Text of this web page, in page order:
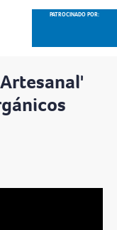
PATROCINADO POR: